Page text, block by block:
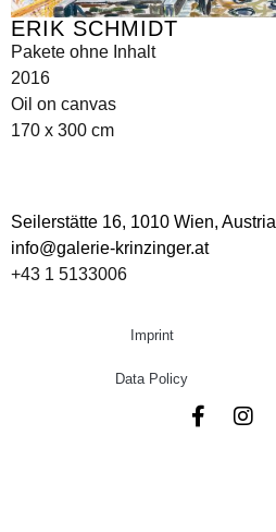
ERIK SCHMIDT
Pakete ohne Inhalt
2016
Oil on canvas
170 x 300 cm
Seilerstätte 16, 1010 Wien, Austria
info@galerie-krinzinger.at
+43 1 5133006
Imprint
Data Policy